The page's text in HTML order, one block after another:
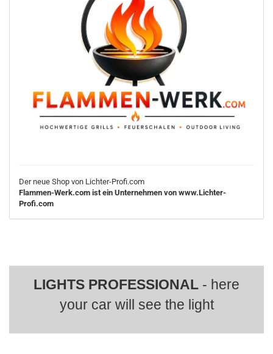
Der neue Shop von Lichter-Profi.com
Flammen-Werk.com ist ein Unternehmen von www.Lichter-
Profi.com
LIGHTS PROFESSIONAL - here
your car will see the light